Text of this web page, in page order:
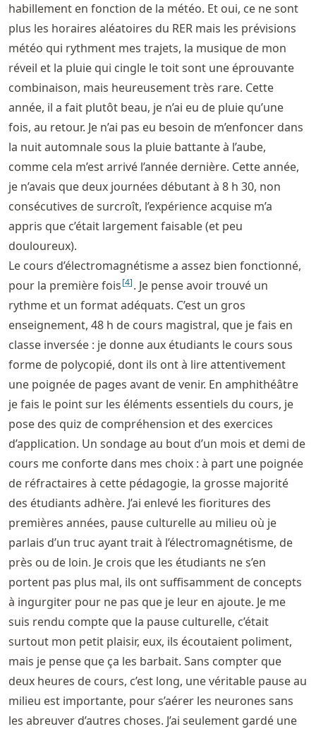
habillement en fonction de la météo. Et oui, ce ne sont
plus les horaires aléatoires du RER mais les prévisions
météo qui rythment mes trajets, la musique de mon
réveil et la pluie qui cingle le toit sont une éprouvante
combinaison, mais heureusement très rare. Cette
année, il a fait plutôt beau, je n’ai eu de pluie qu’une
fois, au retour. Je n’ai pas eu besoin de m’enfoncer dans
la nuit automnale sous la pluie battante à l’aube,
comme cela m’est arrivé l’année dernière. Cette année,
je n’avais que deux journées débutant à 8 h 30, non
consécutives de surcroît, l’expérience acquise m’a
appris que c’était largement faisable (et peu
douloureux).
Le cours d’électromagnétisme a assez bien fonctionné,
pour la première fois[4]. Je pense avoir trouvé un
rythme et un format adéquats. C’est un gros
enseignement, 48 h de cours magistral, que je fais en
classe inversée : je donne aux étudiants le cours sous
forme de polycopié, dont ils ont à lire attentivement
une poignée de pages avant de venir. En amphithéâtre
je fais le point sur les éléments essentiels du cours, je
pose des quiz de compréhension et des exercices
d’application. Un sondage au bout d’un mois et demi de
cours me conforte dans mes choix : à part une poignée
de réfractaires à cette pédagogie, la grosse majorité
des étudiants adhère. J’ai enlevé les fioritures des
premières années, pause culturelle au milieu où je
parlais d’un truc ayant trait à l’électromagnétisme, de
près ou de loin. Je crois que les étudiants ne s’en
portent pas plus mal, ils ont suffisamment de concepts
à ingurgiter pour ne pas que je leur en ajoute. Je me
suis rendu compte que la pause culturelle, c’était
surtout mon petit plaisir, eux, ils écoutaient poliment,
mais je pense que ça les barbait. Sans compter que
deux heures de cours, c’est long, une véritable pause au
milieu est importante, pour s’aérer les neurones sans
les abreuver d’autres choses. J’ai seulement gardé une